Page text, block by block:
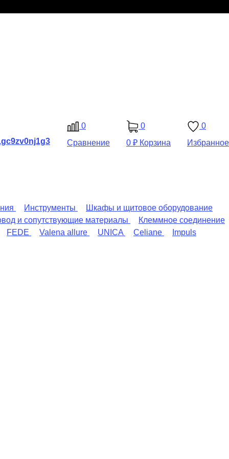
0
Сравнение
0
0 ₽ Корзина
0
Избранное
Инструменты
Шкафы и щитовое оборудование
и сопутствующие материалы
Клеммное соединение
FEDE Valena allure UNICA Celiane
Impuls